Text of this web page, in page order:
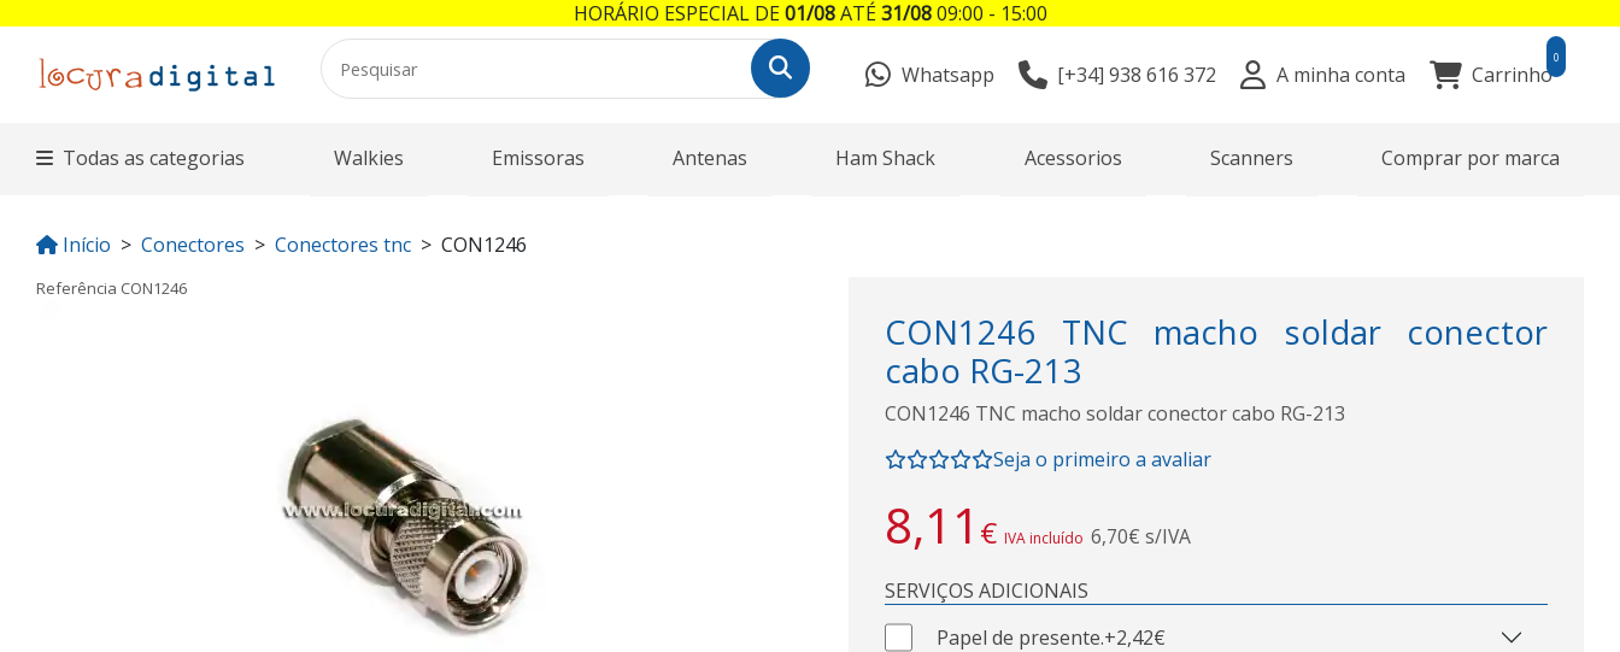
Whatsapp [+34] 938 616 372 A minha conta Carrinho
0
Todas as categorias Walkies Emissoras Antenas Ham Shack Acessorios Scanners Comprar por marca
Início Conectores Conectores tnc CON1246
Referência CON1246
CON1246 TNC macho soldar conector
cabo RG-213
CON1246 TNC macho soldar conector cabo RG-213
Seja o primeiro a avaliar
8,11 € IVA incluído 6,70€ s/IVA
SERVIÇOS ADICIONAIS
Papel de presente.+2,42€
HORÁRIO ESPECIAL DE01/08ATÉ31/0809:00 - 15:00